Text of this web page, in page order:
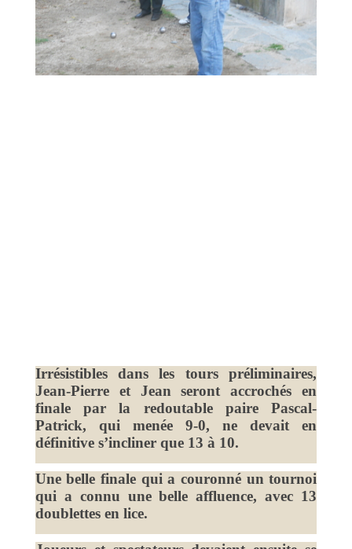
Irrésistibles dans les tours préliminaires,
Jean-Pierre et Jean seront accrochés en
finale par la redoutable paire Pascal-
Patrick, qui menée 9-0, ne devait en
définitive s’incliner que 13 à 10.
Une belle finale qui a couronné un tournoi
qui a connu une belle affluence, avec 13
doublettes en lice.